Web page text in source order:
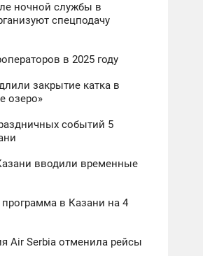
ночной службы в
спецподачу
в 2025 году
закрытие катка в
озеро»
событий 5
вводили временные
в Казани на 4
Air Serbia отменила рейсы